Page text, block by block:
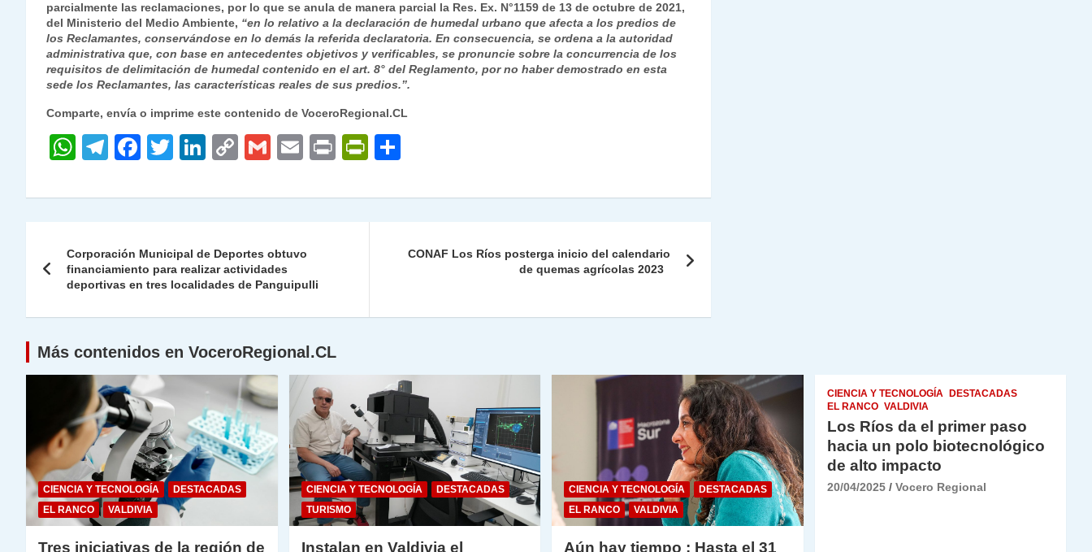
parcialmente las reclamaciones, por lo que se anula de manera parcial la Res. Ex. N°1159 de 13 de octubre de 2021,
del Ministerio del Medio Ambiente, “en lo relativo a la declaración de humedal urbano que afecta a los predios de
los Reclamantes, conservándose en lo demás la referida declaratoria. En consecuencia, se ordena a la autoridad
administrativa que, con base en antecedentes objetivos y verificables, se pronuncie sobre la concurrencia de los
requisitos de delimitación de humedal contenido en el art. 8° del Reglamento, por no haber demostrado en esta
sede los Reclamantes, las características reales de sus predios.”.
Comparte, envía o imprime este contenido de VoceroRegional.CL
W
at
A
p
T
e
a
m
F
c
b
o
T
itt
Li
k
dI
n
C
p
Li
n
G
ai
E
ai
P
nt
P
nt m
ar
de
Corporación Municipal de Deportes obtuvo
financiamiento para realizar actividades
deportivas en tres localidades de Panguipulli
CONAF Los Ríos posterga inicio del calendario
de quemas agrícolas 2023
Más contenidos en VoceroRegional.CL
CIENCIA Y TECNOLOGÍA
DESTACADAS
EL RANCO
VALDIVIA
Tres iniciativas de la región de
CIENCIA Y TECNOLOGÍA
DESTACADAS
TURISMO
Instalan en Valdivia el
CIENCIA Y TECNOLOGÍA
DESTACADAS
EL RANCO
VALDIVIA
Aún hay tiempo : Hasta el 31
CIENCIA Y TECNOLOGÍA
DESTACADAS
EL RANCO VALDIVIA
Los Ríos da el primer paso
hacia un polo biotecnológico
de alto impacto
20/04/2025 Vocero Regional